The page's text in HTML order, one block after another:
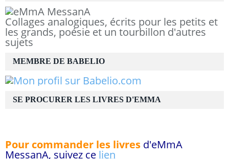
Collages analogiques, écrits pour les petits et
les grands, poésie et un tourbillon d'autres
sujets
MEMBRE DE BABELIO
SE PROCURER LES LIVRES D'EMMA
Pour commander les livres d'eMmA
MessanA, suivez ce lien